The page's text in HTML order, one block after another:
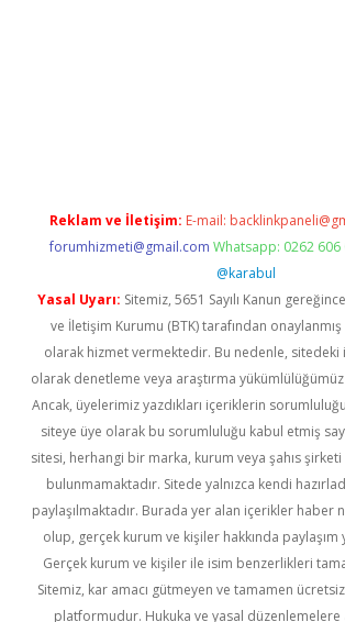
Reklam ve İletişim: E-mail:
forumhizmeti@gmail.com Whatsapp: 0262 606
@karabul
Yasal Uyarı: Sitemiz, 5651 Sayılı Kanun
ve İletişim Kurumu (BTK) tarafından onaylanmış
olarak hizmet vermektedir. Bu nedenle,
olarak denetleme veya araştırma
Ancak, üyelerimiz yazdıkları içeriklerin
siteye üye olarak bu sorumluluğu kabul etmiş
sitesi, herhangi bir marka, kurum veya şahıs şirketi
bulunmamaktadır. Sitede yalnızca kendi
paylaşılmaktadır. Burada yer alan içerikler haber
olup, gerçek kurum ve kişiler hakkında paylaşım
Gerçek kurum ve kişiler ile isim benzerlikleri
Sitemiz, kar amacı gütmeyen ve tamamen
platformudur. Hukuka ve yasal düzenlemelere